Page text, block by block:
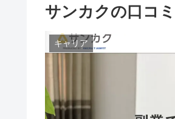
サンカクの口コ
キャリア